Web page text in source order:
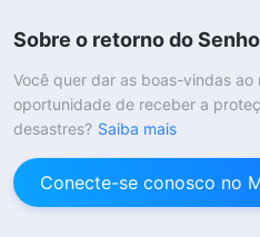
Sobre o retorno do
Você quer dar as boas-vindas
oportunidade de receber a
desastres? Saiba mais
Conecte-se conosco no